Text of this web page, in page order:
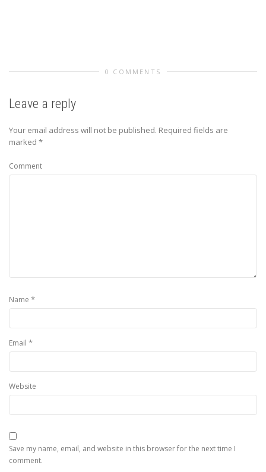
0 COMMENTS
Leave a reply
Your email address will not be published. Required fields are
marked *
Comment
Name *
Email *
Website
Save my name, email, and website in this browser for the next time I
comment.